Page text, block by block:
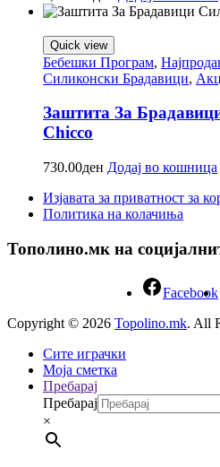
Quick view
Бебешки Програм,
Силиконски Брадавици,
Заштита За
Chicco
730.00ден Додај во кошница
Изјавата за приватност за
Политика на колачиња
Тополино.мк на
Facebook
Copyright © 2026 Topolino.mk. All
Сите играчки
Моја сметка
Пребарај
Пребарај
×